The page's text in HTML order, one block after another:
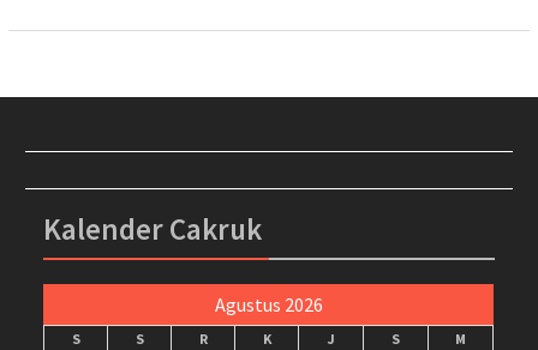
Kalender Cakruk
Agustus 2026
S S R K J S
M